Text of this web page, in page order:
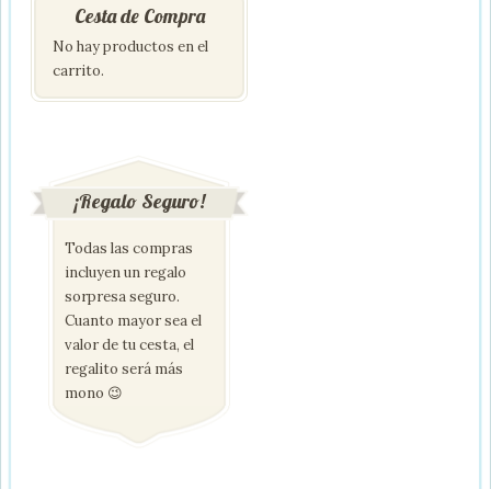
Cesta de Compra
No hay productos en el
carrito.
¡Regalo Seguro!
Todas las compras
incluyen un regalo
sorpresa seguro.
Cuanto mayor sea el
valor de tu cesta, el
regalito será más
mono 😉